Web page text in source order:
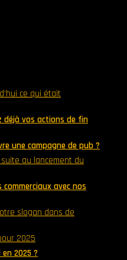
ce qui était
déjà vos actions de fin
une campagne de pub ?
suite au lancement du
avec nos
slogan dans de
2025
2025 ?